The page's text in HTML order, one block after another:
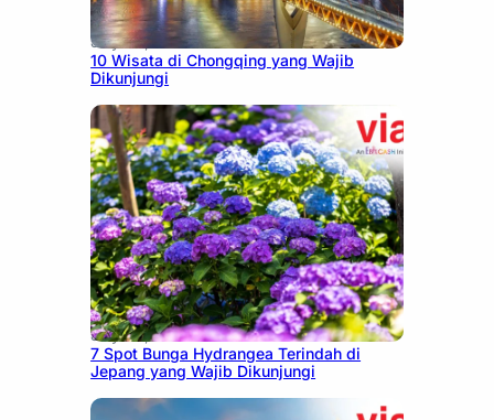
July 30, 2026
10 Wisata di Chongqing yang Wajib
Dikunjungi
July 23, 2026
7 Spot Bunga Hydrangea Terindah di
Jepang yang Wajib Dikunjungi